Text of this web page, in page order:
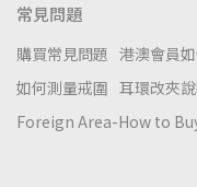
常見問題
購買常見問題 港澳會員
如何測量戒圍 耳環改夾
Foreign Area-How to